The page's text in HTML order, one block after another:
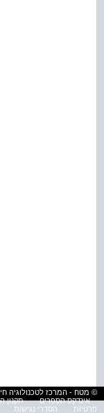
© מטח - המרכז לטכנולוגיה
אינדקס הספרים
תקנון
פרטיות
הסדרי נגישות